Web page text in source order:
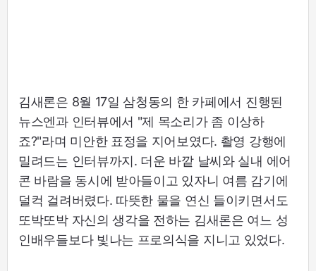
김새론은 8월 17일 삼청동의 한 카페에서 진행된
뉴스엔과 인터뷰에서 "제 목소리가 좀 이상하
죠?"라며 미안한 표정을 지어보였다. 촬영 강행에
밀려드는 인터뷰까지. 더운 바깥 날씨와 실내 에어
콘 바람을 동시에 받아들이고 있자니 여름 감기에
덜컥 걸려버렸다. 따뜻한 물을 연신 들이키면서도
또박또박 자신의 생각을 전하는 김새론은 여느 성
인배우들보다 빛나는 프로의식을 지니고 있었다.